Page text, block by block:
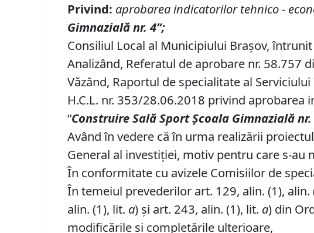
Privind: aprobarea indicatorilor tehnico -
Gimnazială nr. 4”;
Consiliul Local al Municipiului Brașov,
Analizând, Referatul de aprobare nr. 58.757
Văzând, Raportul de specialitate al
H.C.L. nr. 353/28.06.2018 privind
“Construire Sală Sport Școala Gimnazială nr.
Având în vedere că în urma realizării
General al investiției, motiv pentru care s-
În conformitate cu avizele Comisiilor de
În temeiul prevederilor art. 129, alin. (1),
alin. (1), lit. a) și art. 243, alin. (1), lit. a) din
modificările și completările ulterioare,